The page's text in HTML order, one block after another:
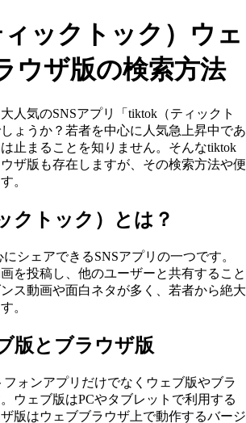
ックトック）ウェ
ウザ版の検索方法
人気のSNSアプリ「tiktok（ティックト
ょうか？若者を中心に人気急上昇中であ
止まることを知りません。そんなtiktok
ザ版も存在しますが、その検索方法や便
。
クトック）とは？
シェアできるSNSアプリの一つです。
を投稿し、他のユーザーと共有すること
ス動画や面白ネタが多く、若者から絶大
。
版とブラウザ版
ォンアプリだけでなくウェブ版やブラ
ウェブ版はPCやタブレットで利用する
版はウェブブラウザ上で動作するバージ